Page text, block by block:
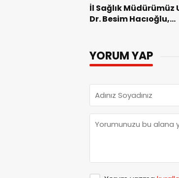
İl Sağlık Müdürümüz
Dr. Besim Hacıoğlu,
YORUM YAP